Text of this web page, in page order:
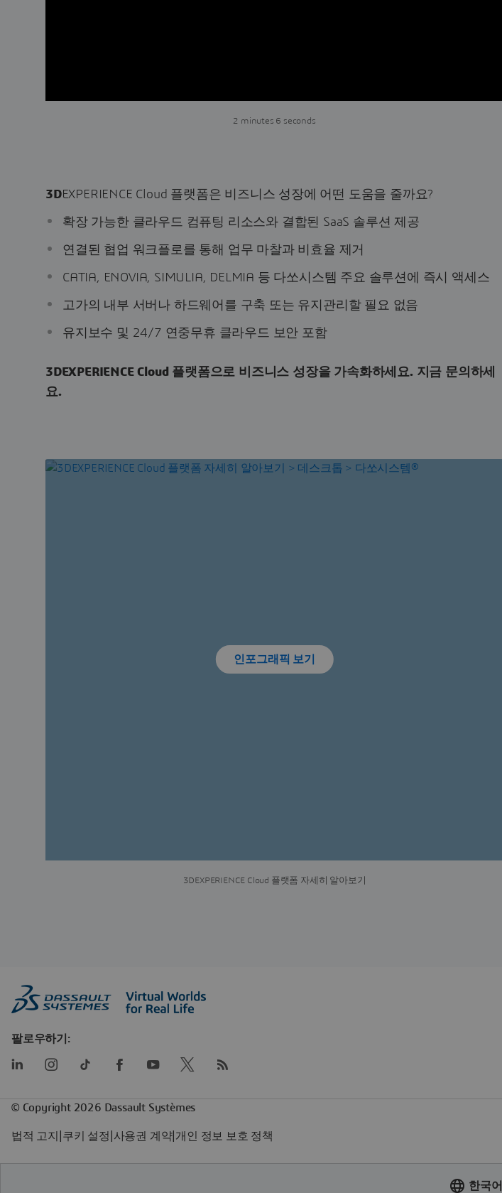
2 minutes 6 seconds
3DEXPERIENCE Cloud 플랫폼은 비즈니스 성장에 어떤 도움을 줄까요?
확장 가능한 클라우드 컴퓨팅 리소스와 결합된 SaaS 솔루션 제공
연결된 협업 워크플로를 통해 업무 마찰과 비효율 제거
CATIA, ENOVIA, SIMULIA, DELMIA 등 다쏘시스템 주요 솔루션에 즉시 액세스
고가의 내부 서버나 하드웨어를 구축 또는 유지관리할 필요 없음
유지보수 및 24/7 연중무휴 클라우드 보안 포함
3DEXPERIENCE Cloud 플랫폼으로 비즈니스 성장을 가속화하세요. 지금 문의하세
요.
인포그래픽 보기
3DEXPERIENCE Cloud 플랫폼 자세히 알아보기